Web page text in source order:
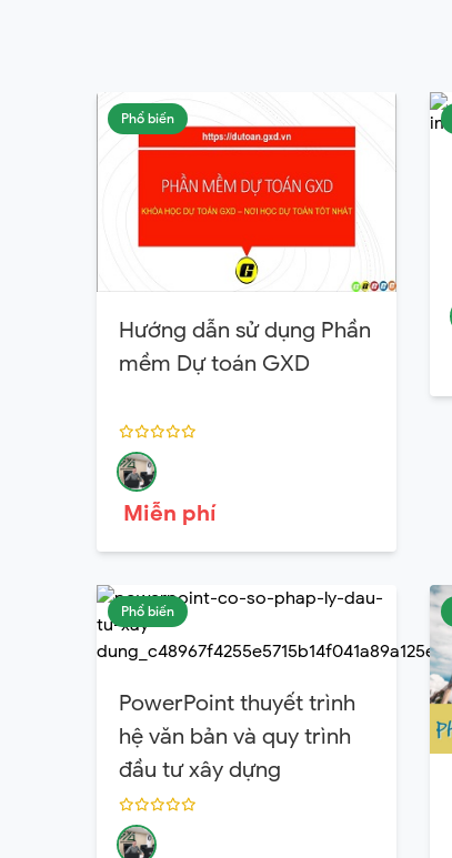
Phổ biến
Hướng dẫn sử dụng Phần
mềm Dự toán GXD
Miễn phí
Phổ biến
PowerPoint thuyết trình
hệ văn bản và quy trình
đầu tư xây dựng